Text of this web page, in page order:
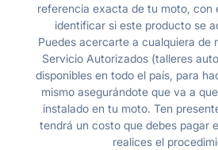
referencia exacta de tu moto, con
identificar si este producto se
Puedes acercarte a cualquiera de
Servicio Autorizados (talleres
disponibles en todo el país, para
mismo asegurándote que va a
instalado en tu moto. Ten
tendrá un costo que debes pagar
realices el